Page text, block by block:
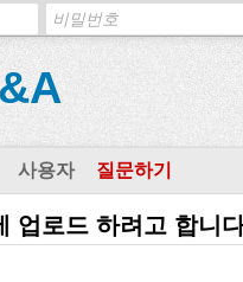
사용자 질문하기
업로드 하려고 합니